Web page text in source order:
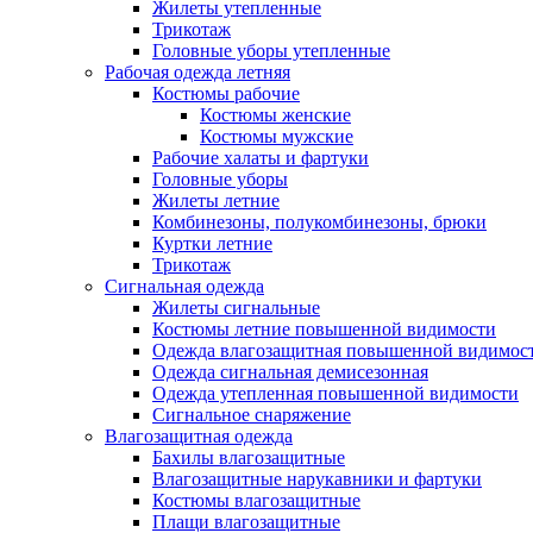
Жилеты утепленные
Трикотаж
Головные уборы утепленные
Рабочая одежда летняя
Костюмы рабочие
Костюмы женские
Костюмы мужские
Рабочие халаты и фартуки
Головные уборы
Жилеты летние
Комбинезоны, полукомбинезоны, брюки
Куртки летние
Трикотаж
Сигнальная одежда
Жилеты сигнальные
Костюмы летние повышенной видимости
Одежда влагозащитная повышенной
Одежда сигнальная демисезонная
Одежда утепленная повышенной видимости
Сигнальное снаряжение
Влагозащитная одежда
Бахилы влагозащитные
Влагозащитные нарукавники и фартуки
Костюмы влагозащитные
Плащи влагозащитные